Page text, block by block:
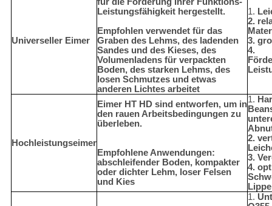
Universeller Eimer
für die Förderung Ihrer Funktions-
Leistungsfähigkeit hergestellt.
Empfohlen verwendet für das
Graben des Lehms, des ladenden
Sandes und des Kieses, des
Volumenladens für verpackten
Boden, des starken Lehms, des
losen Schmutzes und etwas
anderen Lichtes arbeitet
1.
2.
3.
4.
Hochleistungseimer
Eimer HT HD sind entworfen, um in
den rauen Arbeitsbedingungen zu
überleben.
Empfohlene Anwendungen:
abschleifender Boden, kompakter
oder dichter Lehm, loser Felsen
und Kies
1.
2.
3.
4.
1.